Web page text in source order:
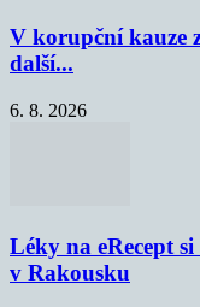
V korupční kauze
další...
6. 8. 2026
Léky na eRecept
v Rakousku